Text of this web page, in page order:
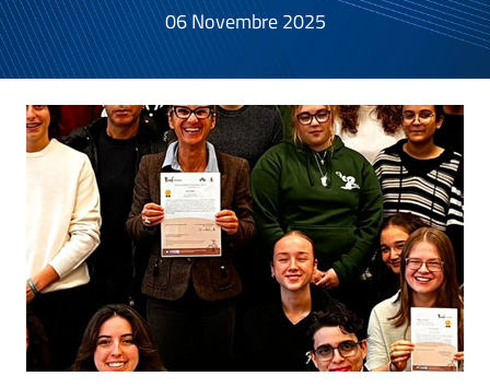
06 Novembre 2025